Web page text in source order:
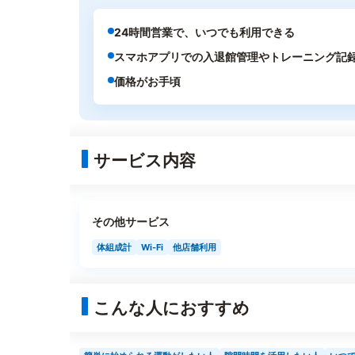
24時間営業で、いつでも利用できる
スマホアプリでの入退館管理やトレーニング記
価格がお手頃
サービス内容
その他サービス
体組成計 Wi-Fi 他店舗利用
こんな人におすすめ